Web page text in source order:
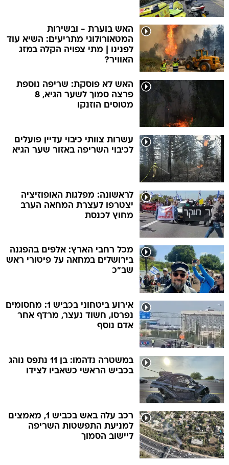
האש בוערת - ובשירות
המטאורולוגי מתריעים: השיא עוד
לפנינו | מתי צפויה הקלה במזג
האוויר?
האש לא פוסקת: שריפה נוספת
פרצה סמוך לשער הגיא, 8
מטוסים הוזנקו
עשרות צוותי כיבוי עדיין פועלים
לכיבוי השריפה באזור שער הגיא
לראשונה: מפלגות האופוזיציה
יצטרפו לעצרת המחאה הערב
מחוץ לכנסת
מכל רחבי הארץ: אלפים בהפגנה
בירושלים במחאה על פיטורי ראש
שב"כ
אירוע ביטחוני בכביש 1: מחסומים
נפרסו, חשוד נעצר, מרדף אחר
אדם נוסף
במשטרה נדהמו: בן 11 נתפס נוהג
בכביש הראשי כשאביו לצידו
רכב עלה באש בכביש 1, מאמצים
למניעת התפשטות השריפה
ליישוב הסמוך